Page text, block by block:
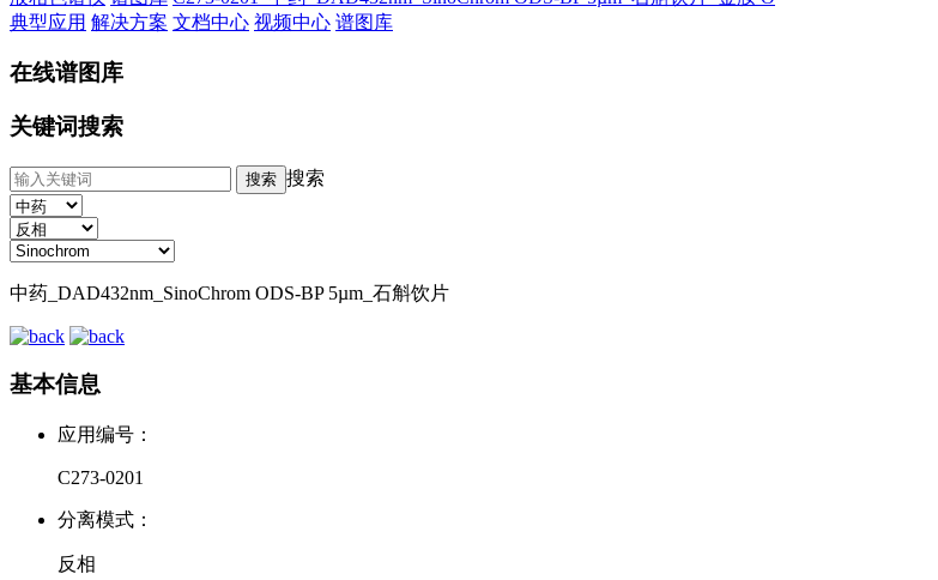
典型应用 解决方案 文档中心 视频中心 谱图库
在线谱图库
关键词搜索
搜索
中药_DAD432nm_SinoChrom ODS-BP 5µm_石斛饮片
基本信息
应用编号：
C273-0201
分离模式：
反相